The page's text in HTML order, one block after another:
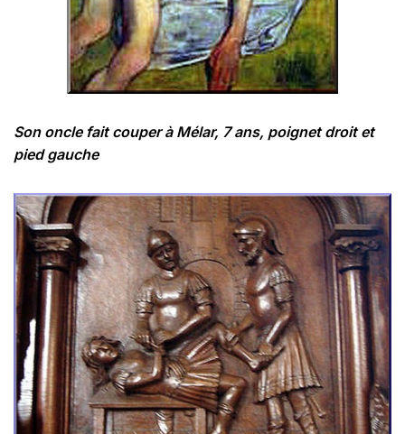
Son oncle fait couper à Mélar, 7 ans, poignet droit et
pied gauche